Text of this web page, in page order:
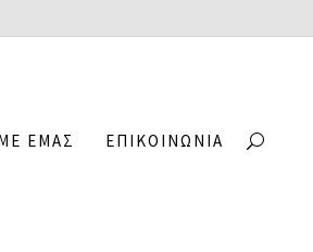
ΕΜΆΣ ΕΠΙΚΟΙΝΩΝΊΑ